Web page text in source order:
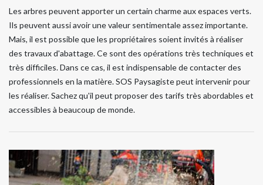
Les arbres peuvent apporter un certain charme aux espaces verts.
Ils peuvent aussi avoir une valeur sentimentale assez importante.
Mais, il est possible que les propriétaires soient invités à réaliser
des travaux d'abattage. Ce sont des opérations très techniques et
très difficiles. Dans ce cas, il est indispensable de contacter des
professionnels en la matière. SOS Paysagiste peut intervenir pour
les réaliser. Sachez qu'il peut proposer des tarifs très abordables et
accessibles à beaucoup de monde.